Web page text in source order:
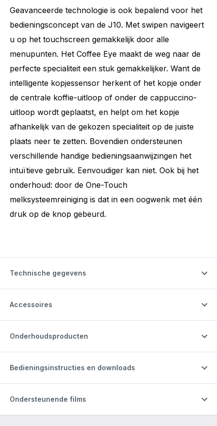
Geavanceerde technologie is ook bepalend voor het
bedieningsconcept van de J10. Met swipen navigeert
u op het touchscreen gemakkelijk door alle
menupunten. Het Coffee Eye maakt de weg naar de
perfecte specialiteit een stuk gemakkelijker. Want de
intelligente kopjessensor herkent of het kopje onder
de centrale koffie-uitloop of onder de cappuccino-
uitloop wordt geplaatst, en helpt om het kopje
afhankelijk van de gekozen specialiteit op de juiste
plaats neer te zetten. Bovendien ondersteunen
verschillende handige bedieningsaanwijzingen het
intuïtieve gebruik. Eenvoudiger kan niet. Ook bij het
onderhoud: door de One-Touch
melksysteemreiniging is dat in een oogwenk met één
druk op de knop gebeurd.
Technische gegevens
Accessoires
Onderhoudsproducten
Bedieningsinstructies en downloads
Ondersteunende films